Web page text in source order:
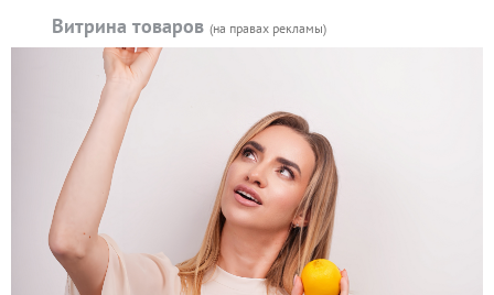
Витрина товаров (на правах рекламы)